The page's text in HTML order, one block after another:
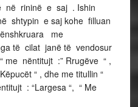
në rininë e saj . Ishin
e saj kohe filluan
me
të cilat janë të vendosur
me nëntitujt :” Rrugëve “ ,
“ , dhe me titullin “
: “Largesa “, “ Me